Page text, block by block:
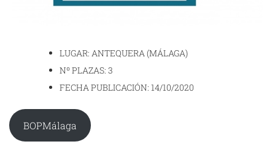
LUGAR: ANTEQUERA (MÁLAGA)
Nº PLAZAS: 3
FECHA PUBLICACIÓN: 14/10/2020
BOPMálaga